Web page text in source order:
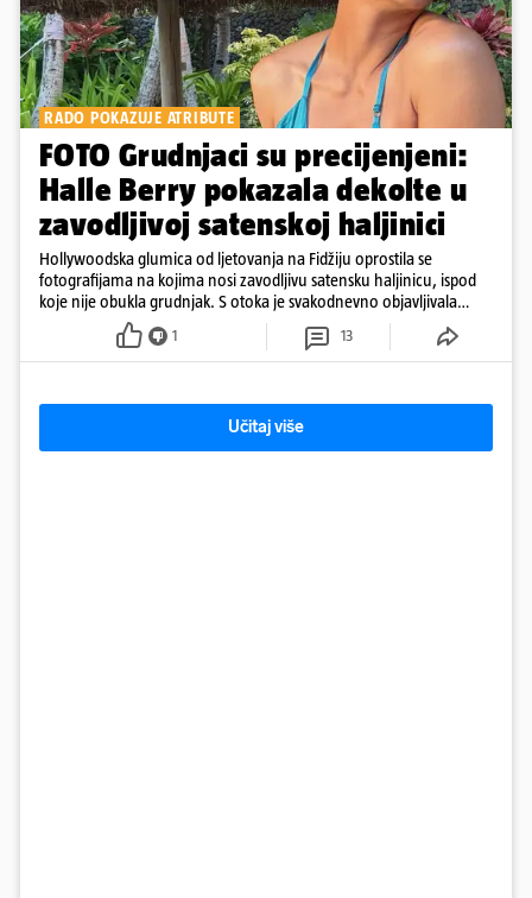
RADO POKAZUJE ATRIBUTE
FOTO Grudnjaci su precijenjeni:
Halle Berry pokazala dekolte u
zavodljivoj satenskoj haljinici
Hollywoodska glumica od ljetovanja na Fidžiju oprostila se
fotografijama na kojima nosi zavodljivu satensku haljinicu, ispod
koje nije obukla grudnjak. S otoka je svakodnevno objavljivala
fotografije u kupaćem
1 13
Učitaj više